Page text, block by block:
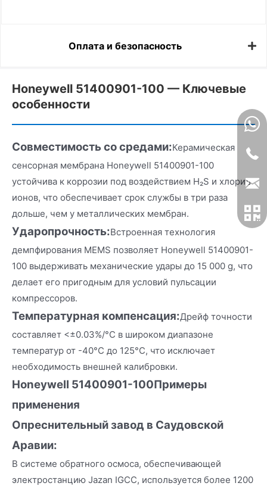
Оплата и безопасность
Honeywell 51400901-100 — Ключевые
особенности
Совместимость со средами:Керамическая
сенсорная мембрана Honeywell 51400901-100
устойчива к коррозии под воздействием H₂S и хлорид-
ионов, что обеспечивает срок службы в три раза
дольше, чем у металлических мембран.
Ударопрочность:Встроенная технология
демпфирования MEMS позволяет Honeywell 51400901-
100 выдерживать механические удары до 15 000 g, что
делает его пригодным для условий пульсации
компрессоров.
Температурная компенсация:Дрейф точности
составляет <±0.03%/°C в широком диапазоне
температур от -40°C до 125°C, что исключает
необходимость внешней калибровки.
Honeywell 51400901-100Примеры
применения
Опреснительный завод в Саудовской
Аравии:
В системе обратного осмоса, обеспечивающей
электростанцию Jazan IGCC, используется более 1200